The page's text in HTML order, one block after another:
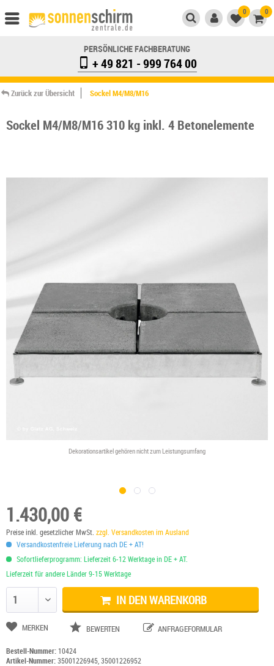
0 0
PERSÖNLICHE FACHBERATUNG
+ 49 821 - 999 764 00
Zurück zur Übersicht Sockel M4/M8/M16
Sockel M4/M8/M16 310 kg inkl. 4 Betonelemente
Dekorationsartikel gehören nicht zum Leistungsumfang
1.430,00 €
Preise inkl. gesetzlicher MwSt. zzgl. Versandkosten im Ausland
Versandkostenfreie Lieferung nach DE + AT!
Sofortlieferprogramm: Lieferzeit 6-12 Werktage in DE + AT.
Lieferzeit für andere Länder 9-15 Werktage
IN DEN WARENKORB
MERKEN BEWERTEN ANFRAGEFORMULAR
Bestell-Nummer:10424
Artikel-Nummer:35001226945, 35001226952